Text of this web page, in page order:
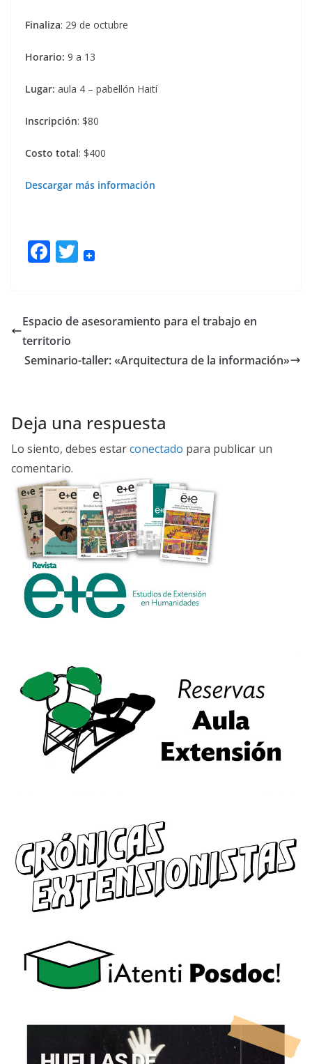
Finaliza: 29 de octubre
Horario: 9 a 13
Lugar: aula 4 – pabellón Haití
Inscripción: $80
Costo total: $400
Descargar más información
F
b
o
o
T
er
Espacio de asesoramiento para el trabajo en
territorio
Seminario-taller: «Arquitectura de la información»
Deja una respuesta
Lo siento, debes estarconectado para publicar un
comentario.